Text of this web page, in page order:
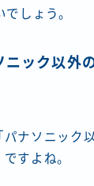
しょう。
ック以外
ナソニック
すよね。